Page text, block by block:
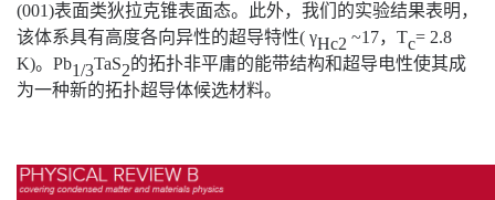
(001)表面类狄拉克锥表面态。此外，我们的实验结果表明，
该体系具有高度各向异性的超导特性( γHc2 ~17，Tc= 2.8
K)。Pb1/3TaS2的拓扑非平庸的能带结构和超导电性使其成
为一种新的拓扑超导体候选材料。